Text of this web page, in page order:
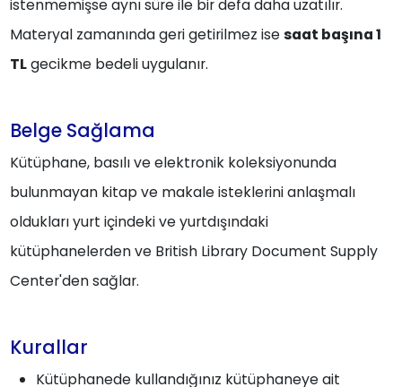
istenmemişse aynı süre ile bir defa daha uzatılır.
Materyal zamanında geri getirilmez isesaat başına 1
TLgecikme bedeli uygulanır.
Belge Sağlama
Kütüphane, basılı ve elektronik koleksiyonunda
bulunmayan kitap ve makale isteklerini anlaşmalı
oldukları yurt içindeki ve yurtdışındaki
kütüphanelerden ve British Library Document Supply
Center'den sağlar.
Kurallar
Kütüphanede kullandığınız kütüphaneye ait